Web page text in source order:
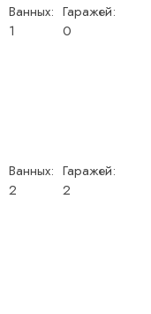
Ванных:
1
Гаражей:
0
Ванных:
2
Гаражей:
2